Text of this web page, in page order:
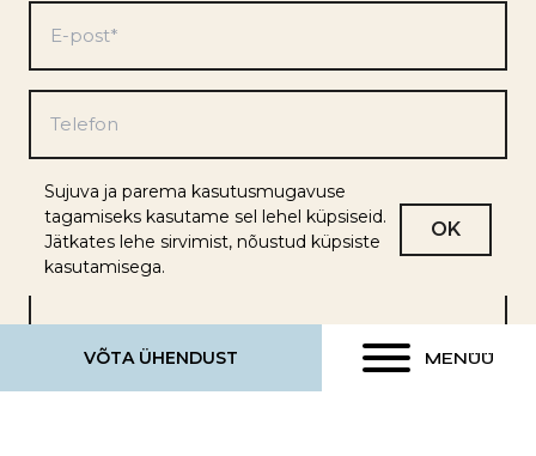
VÕTA ÜHENDUST MENÜÜ
post
*
Eelistused
Turundusinfo
Soovin saada müügi- ja turundusinfot uute
Sujuva ja parema kasutusmugavuse
tagamiseks kasutame sel lehel küpsiseid.
Jätkates lehe sirvimist, nõustud küpsiste
kasutamisega.
OK